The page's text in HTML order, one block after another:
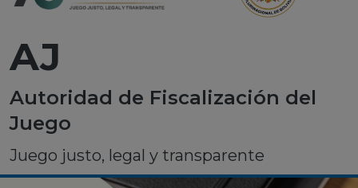
AJ
Autoridad de Fiscalización del
Juego
Juego justo, legal y transparente